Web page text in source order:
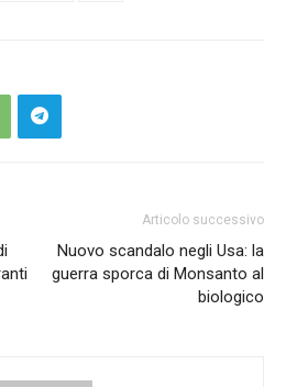
Articolo successivo
Nuovo scandalo negli Usa: la
guerra sporca di Monsanto al
biologico